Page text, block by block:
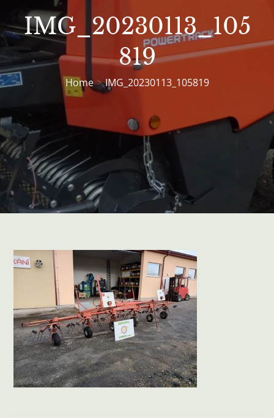
IMG_20230113_105
819
Home IMG_20230113_105819